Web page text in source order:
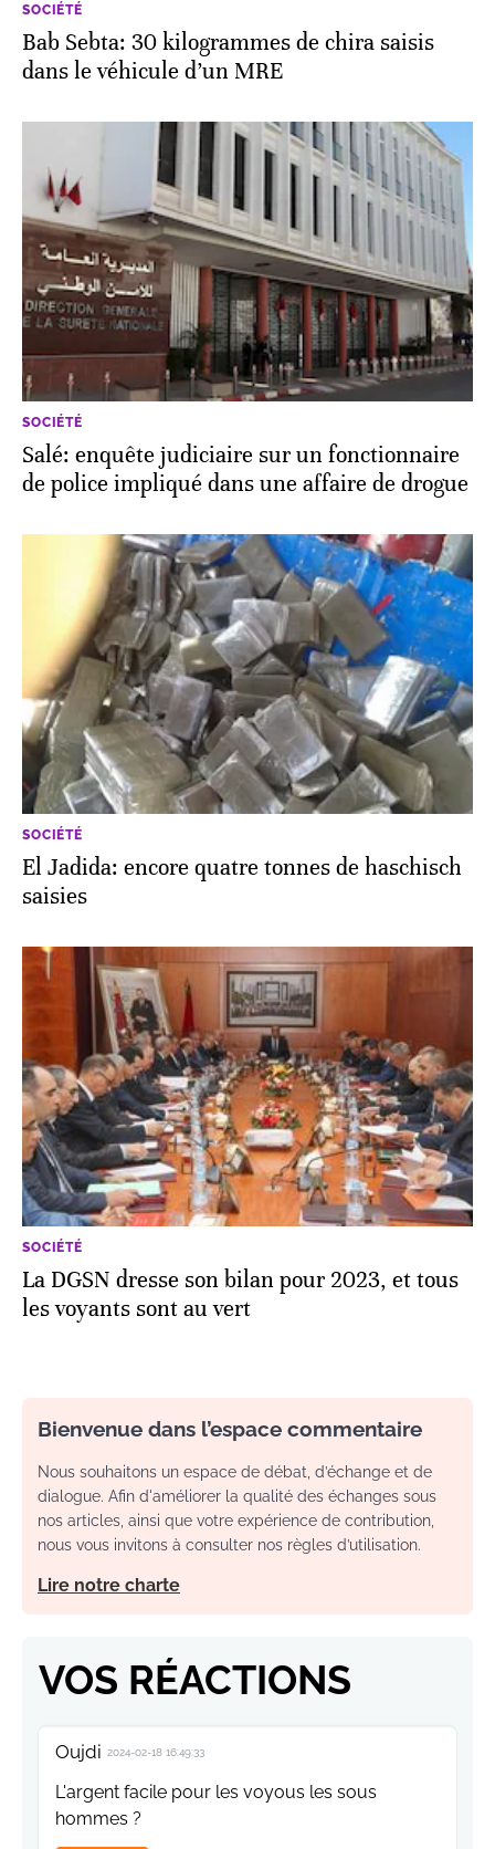
SOCIÉTÉ
Bab Sebta: 30 kilogrammes de chira saisis
dans le véhicule d’un MRE
SOCIÉTÉ
Salé: enquête judiciaire sur un fonctionnaire
de police impliqué dans une affaire de drogue
SOCIÉTÉ
El Jadida: encore quatre tonnes de haschisch
saisies
SOCIÉTÉ
La DGSN dresse son bilan pour 2023, et tous
les voyants sont au vert
Bienvenue dans l’espace commentaire
Nous souhaitons un espace de débat, d’échange et de
dialogue. Afin d'améliorer la qualité des échanges sous
nos articles, ainsi que votre expérience de contribution,
nous vous invitons à consulter nos règles d’utilisation.
Lire notre charte
VOS RÉACTIONS
Oujdi 2024-02-18 16:49:33
L'argent facile pour les voyous les sous
hommes ?